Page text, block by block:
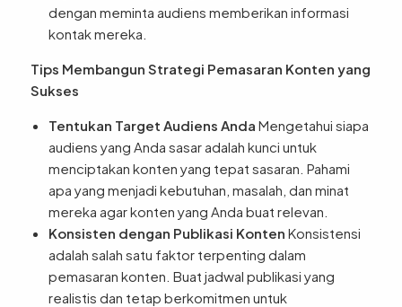
dengan meminta audiens memberikan informasi
kontak mereka.
Tips Membangun Strategi Pemasaran Konten yang
Sukses
Tentukan Target Audiens Anda Mengetahui siapa
audiens yang Anda sasar adalah kunci untuk
menciptakan konten yang tepat sasaran. Pahami
apa yang menjadi kebutuhan, masalah, dan minat
mereka agar konten yang Anda buat relevan.
Konsisten dengan Publikasi Konten Konsistensi
adalah salah satu faktor terpenting dalam
pemasaran konten. Buat jadwal publikasi yang
realistis dan tetap berkomitmen untuk